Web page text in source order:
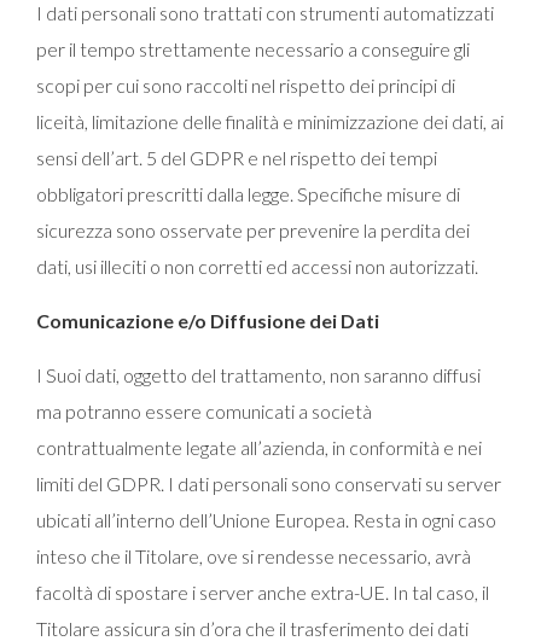
I dati personali sono trattati con strumenti automatizzati
per il tempo strettamente necessario a conseguire gli
scopi per cui sono raccolti nel rispetto dei principi di
liceità, limitazione delle finalità e minimizzazione dei dati, ai
sensi dell’art. 5 del GDPR e nel rispetto dei tempi
obbligatori prescritti dalla legge. Specifiche misure di
sicurezza sono osservate per prevenire la perdita dei
dati, usi illeciti o non corretti ed accessi non autorizzati.
Comunicazione e/o Diffusione dei Dati
I Suoi dati, oggetto del trattamento, non saranno diffusi
ma potranno essere comunicati a società
contrattualmente legate all’azienda, in conformità e nei
limiti del GDPR. I dati personali sono conservati su server
ubicati all’interno dell’Unione Europea. Resta in ogni caso
inteso che il Titolare, ove si rendesse necessario, avrà
facoltà di spostare i server anche extra-UE. In tal caso, il
Titolare assicura sin d’ora che il trasferimento dei dati